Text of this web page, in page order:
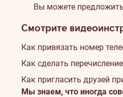
Вы можете
Смотрите
Как привязать номер
Как сделать
Как пригласить друзей
Мы знаем, что иногда